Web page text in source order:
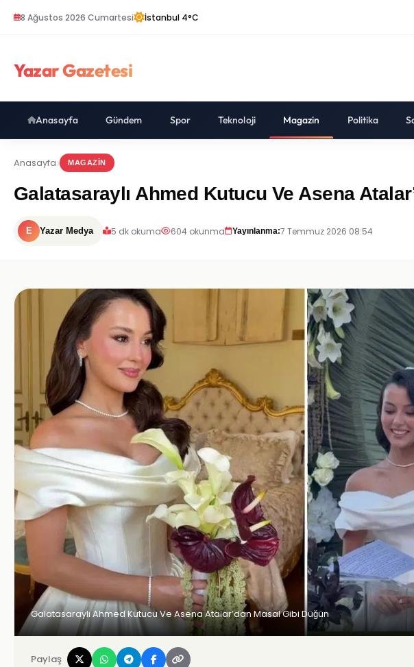
8 Ağustos 2026 Cumartesi İstanbul 4°C
Yazar Gazetesi
Anasayfa Gündem Spor Teknoloji Magazin Politika
Anasayfa MAGAZIN
Galatasaraylı Ahmed Kutucu Ve Asena
E Yazar Medya 5 dk okuma 604 okunma Yayınlanma:7 Temmuz 2026 08:54
Galatasaraylı Ahmed Kutucu Ve Asena Atalar’dan Masal Gibi Düğün
Paylaş